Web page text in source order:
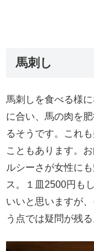
馬刺し
馬刺しを食べる様
に合い、馬の肉を
るそうです。これ
こともあります。
ルシーさが女性に
ス。１皿2500円も
いいと思いますが
う点では疑問が残る